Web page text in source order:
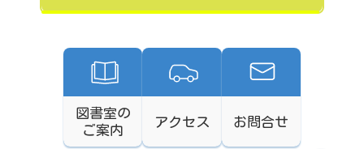
図書室の
ご案内
アクセス お問合せ